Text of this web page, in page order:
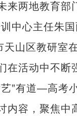
来两地教育部
中心主任朱国
山区教研室
活动中不断
”有道—高考
内容，聚焦中